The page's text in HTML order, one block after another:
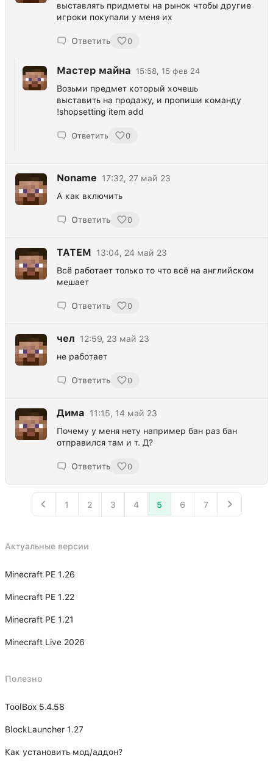
выставлять придметы на рынок чтобы другие
игроки покупали у меня их
Ответить 0
Мастер майна 15:58, 15 фев 24
Возьми предмет который хочешь
выставить на продажу, и пропиши команду
!shopsetting item add
Ответить 0
Noname
17:32, 27 май 23
А как включить
Ответить 0
TATEM
13:04, 24 май 23
Всё работает только то что всё на английском
мешает
Ответить 0
чел
12:59, 23 май 23
не работает
Ответить 0
Дима
11:15, 14 май 23
Почему у меня нету например бан раз бан
отправился там и т. Д?
Ответить 0
1 2 3 4 5 6 7
Актуальные версии
Minecraft PE 1.26
Minecraft PE 1.22
Minecraft PE 1.21
Minecraft Live 2026
Полезно
ToolBox 5.4.58
BlockLauncher 1.27
Как установить мод/аддон?